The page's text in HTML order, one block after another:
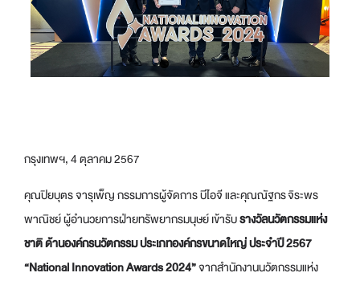
กรุงเทพฯ, 4 ตุลาคม 2567
คุณปิยบุตร จารุเพ็ญ กรรมการผู้จัดการ บีไอจี และคุณณัฐกร จิระพร
พาณิชย์ ผู้อำนวยการฝ่ายทรัพยากรมนุษย์ เข้ารับรางวัลนวัตกรรมแห่ง
ชาติ ด้านองค์กรนวัตกรรม ประเภทองค์กรขนาดใหญ่ ประจำปี2567
“National Innovation Awards 2024”จากสำนักงานนวัตกรรมแห่ง